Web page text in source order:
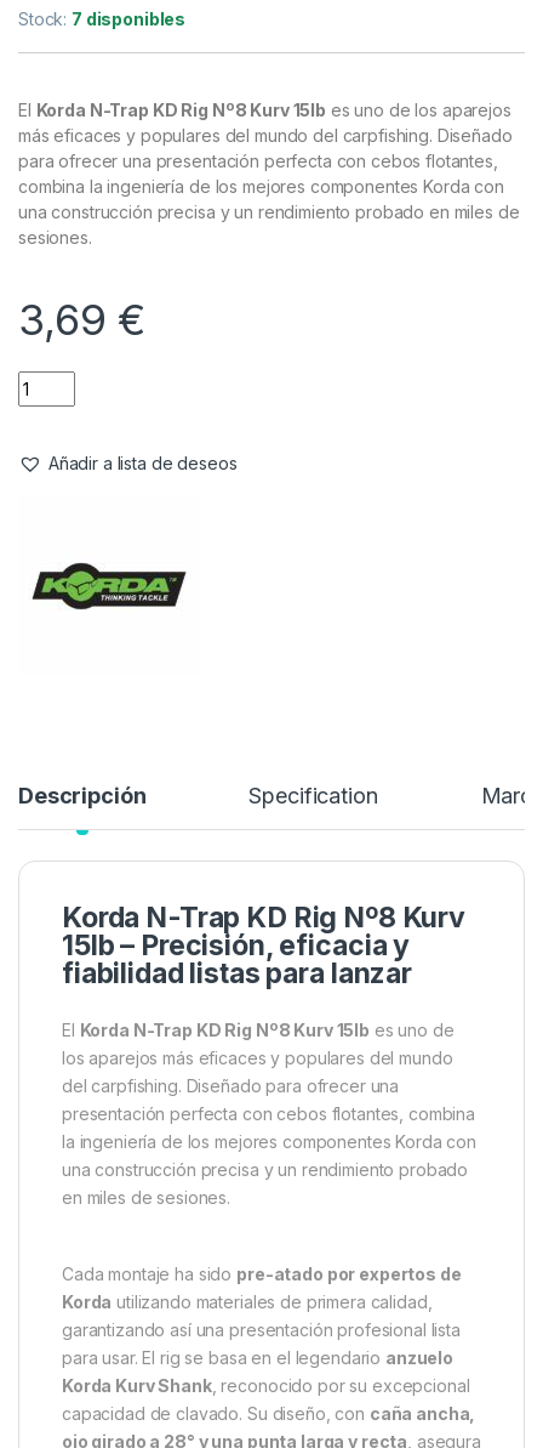
Anzuelos, Material Montajes
Korda N-Trap KD Rig Nº8 Kurv 15lb
Stock:7 disponibles
ElKorda N-Trap KD Rig Nº8 Kurv 15lb
para ofrecer una presentación perfecta con cebos flotantes,
3,69€
Descripción Specification
Korda N-Trap KD Rig Nº8 Kurv
fiabilidad listas para lanzar
ElKorda N-Trap KD Rig Nº8 Kurv 15lbes uno de
los aparejos más eficaces y populares del mundo
del carpfishing. Diseñado para ofrecer una
presentación perfecta con cebos flotantes, combina
la ingeniería de los mejores componentes Korda con